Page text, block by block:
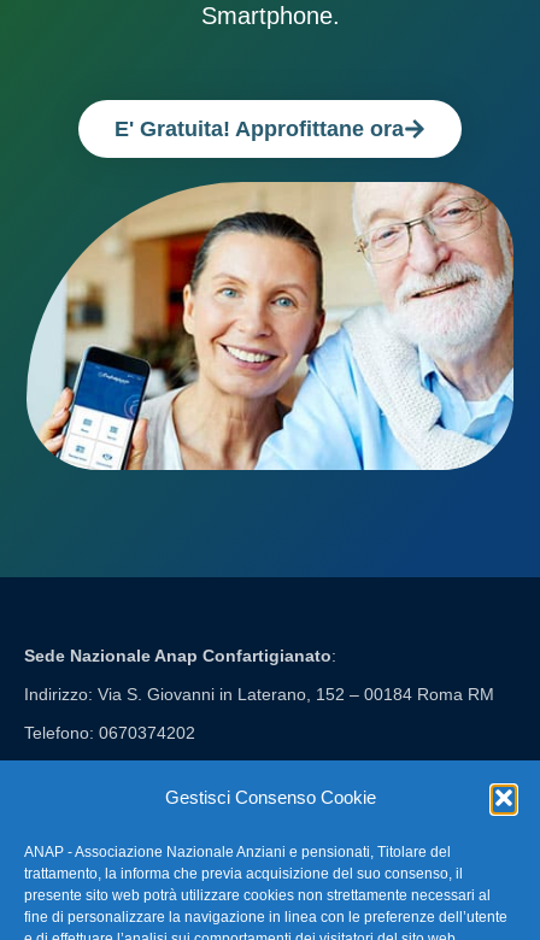
Gestisci Consenso Cookie
ANAP - Associazione Nazionale Anziani e pensionati, Titolare del
trattamento, la informa che previa acquisizione del suo consenso, il
presente sito web potrà utilizzare cookies non strettamente necessari al
fine di personalizzare la navigazione in linea con le preferenze dell’utente
Smartphone.
E' Gratuita! Approfittane ora
Sede Nazionale Anap Confartigianato:
Indirizzo: Via S. Giovanni in Laterano, 152 – 00184 Roma RM
Telefono: 0670374202
FAQ – Domande Frequenti
La nostra Newsletter